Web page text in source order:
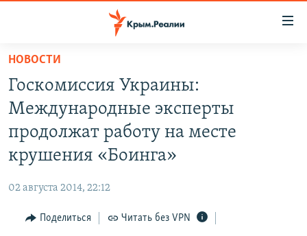
Вернуться
основному
содержанию
главной
Вернутся
поиску
КАРТА ВОЕННЫХ ОБЪЕКТОВ КРЫМА
ИНТЕРАКТИВ
ИНФОГРАФИКА
РАДІО СВОБОДА
КАК ОБОЙТИ БЛОКИРОВКУ
НОВОСТИ
Госкомиссия Украины:
Международные эксперты
продолжат работу на месте
крушения «Боинга»
02 августа 2014, 22:12
Поделиться Читать без VPN